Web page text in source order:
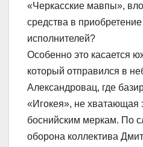
«Черкасские мавпы»,
средства в
исполнителей?
Особенно это касается
который отправился в
Александровац, где
«Игокея», не хватающая
боснийским меркам. По
оборона коллектива